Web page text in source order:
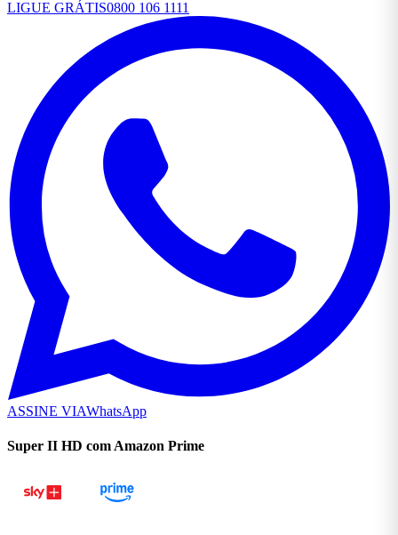
LIGUE GRÁTIS0800 106 1111
ASSINE VIAWhatsApp
Super II HD com Amazon Prime